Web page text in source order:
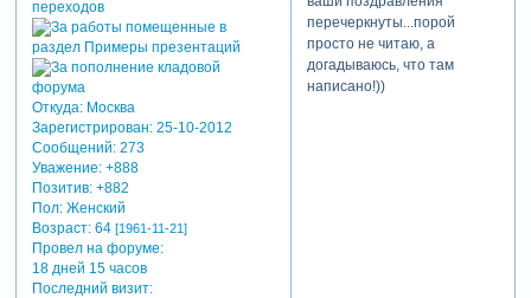
Откуда:Москва
Зарегистрирован: 25-10-2012
Сообщений:273
Уважение: +888
Позитив: +882
Пол:Женский
Возраст:64 [1961-11-21]
Провел на форуме:
18 дней 15 часов
Последний визит:
перечеркнуты...порой
просто не читаю, а
догадываюсь, что там
написано!))